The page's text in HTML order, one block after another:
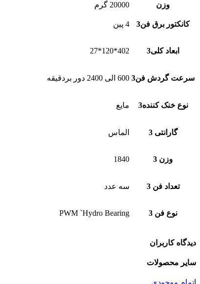
وزن 20000 گرم
کانکتور برق فن3 4 پین
ابعاد کلی3 402*120*27
سرعت گردش فن3 600 الی 2400 دور بردقیقه
نوع خنک کننده3 مایع
گارانتی 3 الماس
وزن 3 1840
تعداد فن 3 سه عدد
نوع فن 3 PWM `Hydro Bearing
دیدگاه کاربران
سایر محصولات